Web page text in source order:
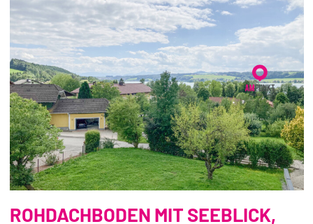
ROHDACHBODEN MIT SEEBLICK,